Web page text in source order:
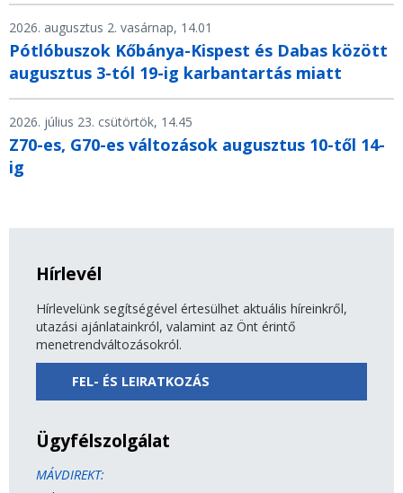
2026. augusztus 2. vasárnap, 14.01
Pótlóbuszok Kőbánya-Kispest és Dabas között
augusztus 3-tól 19-ig karbantartás miatt
2026. július 23. csütörtök, 14.45
Z70-es, G70-es változások augusztus 10-től 14-
ig
Hírlevél
Hírlevelünk segítségével értesülhet aktuális híreinkről,
utazási ajánlatainkról, valamint az Önt érintő
menetrendváltozásokról.
FEL- ÉS LEIRATKOZÁS
Ügyfélszolgálat
MÁVDIREKT: